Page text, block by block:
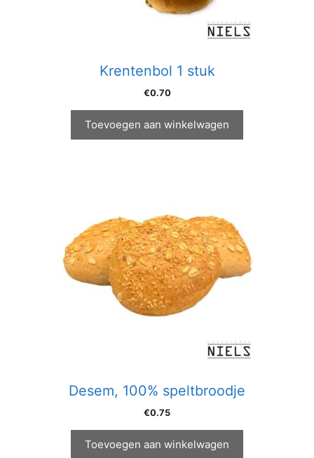
Krentenbol 1 stuk
€0.70
Toevoegen aan winkelwagen
Desem, 100% speltbroodje
€0.75
Toevoegen aan winkelwagen